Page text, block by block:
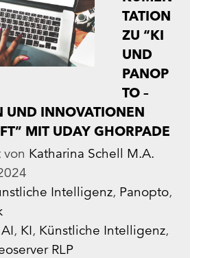
TATION
ZU “KI
UND
PANOP
TO –
UND INNOVATIONEN
MIT UDAY GHORPADE
Katharina Schell M.A.
Intelligenz, Panopto,
AI, KI, Künstliche Intelligenz,
RLP